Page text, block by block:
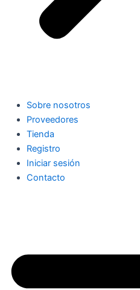
Sobre nosotros
Proveedores
Tienda
Registro
Iniciar sesión
Contacto